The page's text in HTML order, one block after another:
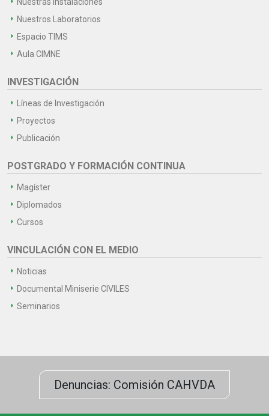
Nuestros Laboratorios
Espacio TIMS
Aula CIMNE
INVESTIGACIÓN
Líneas de Investigación
Proyectos
Publicación
POSTGRADO Y FORMACIÓN CONTINUA
Magíster
Diplomados
Cursos
VINCULACIÓN CON EL MEDIO
Noticias
Documental Miniserie CIVILES
Seminarios
Denuncias: Comisión CAHVDA